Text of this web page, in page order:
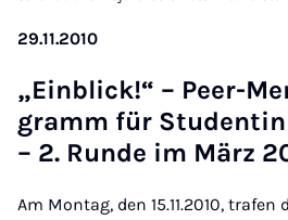
29.11.2010
„Ein­blick!“ – Peer-
gramm für
– 2. Run­de im März
Am Montag, den 15.11.2010,